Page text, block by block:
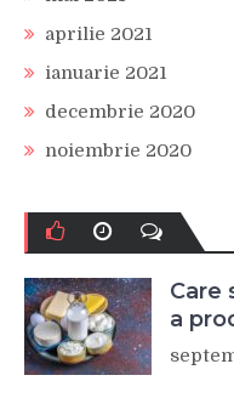
aprilie 2021
ianuarie 2021
decembrie 2020
noiembrie 2020
Care
a